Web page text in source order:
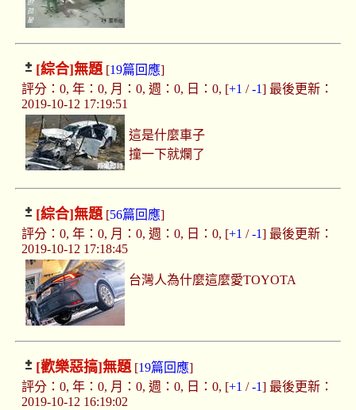
[綜合]無題[19篇回應]
評分：0, 年：0, 月：0, 週：0, 日：0, [+1 /-1] 最後更新：
2019-10-12 17:19:51
這是什麼車子
撞一下就爛了
[綜合]無題[56篇回應]
評分：0, 年：0, 月：0, 週：0, 日：0, [+1 /-1] 最後更新：
2019-10-12 17:18:45
台灣人為什麼這麼愛TOYOTA
[歡樂惡搞]無題[19篇回應]
評分：0, 年：0, 月：0, 週：0, 日：0, [+1 /-1] 最後更新：
2019-10-12 16:19:02